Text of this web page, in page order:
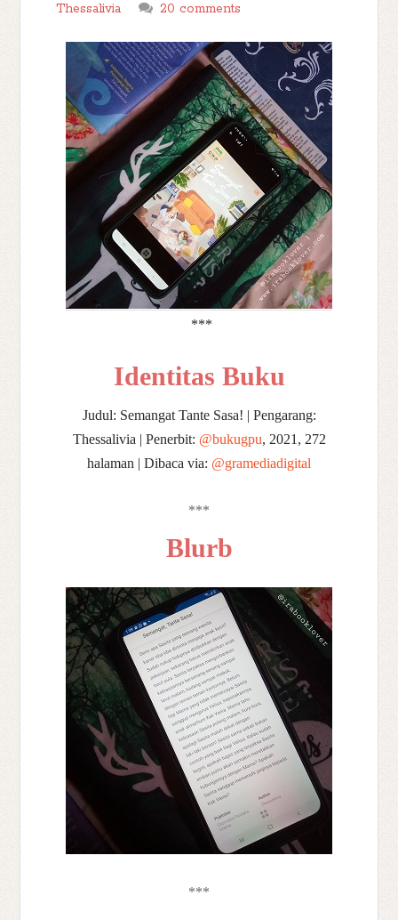
Thessalivia
20 comments
***
Identitas Buku
Judul: Semangat Tante Sasa! | Pengarang:
Thessalivia | Penerbit: @bukugpu, 2021, 272
halaman | Dibaca via: @gramediadigital
***
Blurb
***